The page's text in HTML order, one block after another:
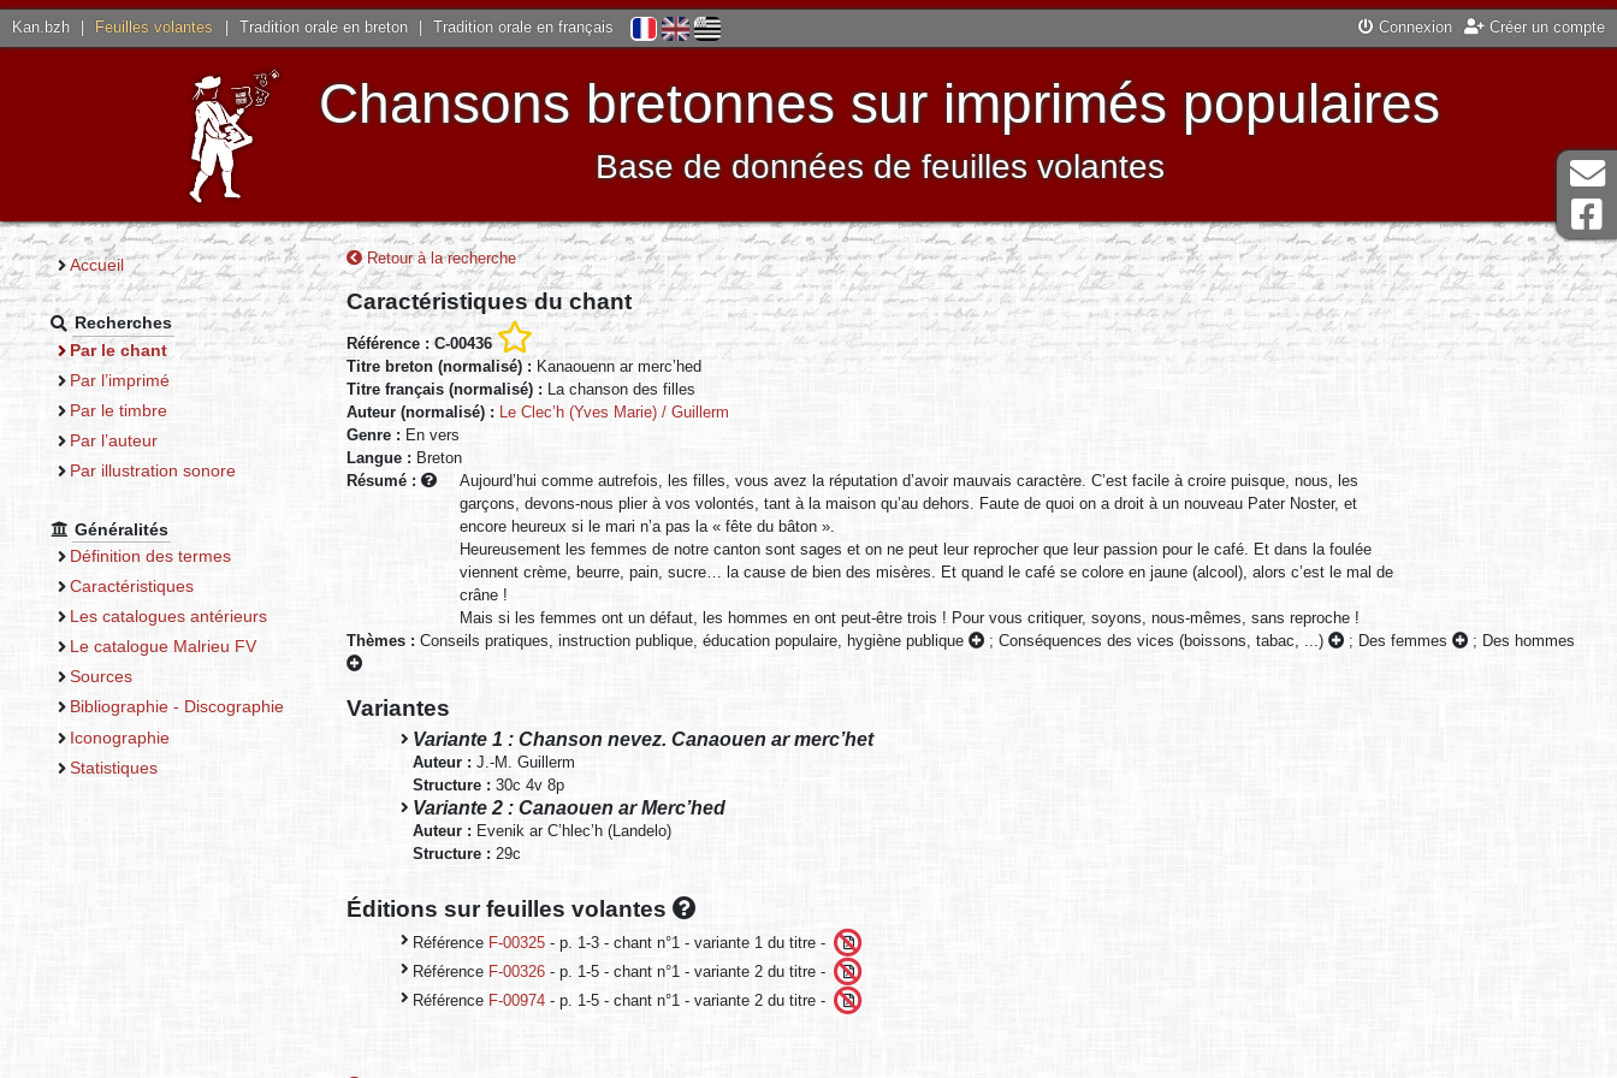
Kan.bzh Feuilles volantes Tradition orale en breton Tradition orale en français Connexion Créer un compte
Chansons bretonnes sur imprimés populaires
Base de données de feuilles volantes
Accueil
Recherches
Par le chant
Par l’imprimé
Par le timbre
Par l’auteur
Par illustration sonore
Généralités
Définition des termes
Caractéristiques
Les catalogues antérieurs
Le catalogue Malrieu FV
Sources
Bibliographie - Discographie
Iconographie
Statistiques
Retour à la recherche
Caractéristiques du chant
Référence : C-00436
Titre breton (normalisé) : Kanaouenn ar merc’hed
Titre français (normalisé) : La chanson des filles
Auteur (normalisé) : Le Clec’h (Yves Marie) / Guillerm
Genre : En vers
Langue : Breton
Résumé :
Aujourd’hui comme autrefois, les filles, vous avez la réputation d’avoir mauvais caractère. C’est facile à croire puisque, nous, les
garçons, devons-nous plier à vos volontés, tant à la maison qu’au dehors. Faute de quoi on a droit à un nouveau Pater Noster, et
encore heureux si le mari n’a pas la « fête du bâton ».
Heureusement les femmes de notre canton sont sages et on ne peut leur reprocher que leur passion pour le café. Et dans la foulée
viennent crème, beurre, pain, sucre… la cause de bien des misères. Et quand le café se colore en jaune (alcool), alors c’est le mal de
crâne !
Mais si les femmes ont un défaut, les hommes en ont peut-être trois ! Pour vous critiquer, soyons, nous-mêmes, sans reproche !
Thèmes : Conseils pratiques, instruction publique, éducation populaire, hygiène publique ; Conséquences des vices (boissons, tabac, ...) ; Des femmes ; Des hommes
Variantes
Variante 1 : Chanson nevez. Canaouen ar merc’het
Auteur :J.-M. Guillerm
Structure :30c 4v 8p
Variante 2 : Canaouen ar Merc’hed
Auteur : Evenik ar C’hlec’h (Landelo)
Structure :29c
Éditions sur feuilles volantes
Référence F-00325 - p. 1-3 - chant n°1 - variante 1 du titre -
Référence F-00326 - p. 1-5 - chant n°1 - variante 2 du titre -
Référence F-00974 - p. 1-5 - chant n°1 - variante 2 du titre -